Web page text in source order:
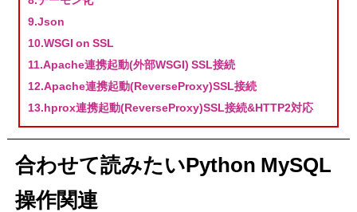
9.Json
10.WSGI on SSL
11.Apache連携起動(外部WSGI) SSL接続
12.Apache連携起動(ReverseProxy)SSL接続
13.hprox連携起動(ReverseProxy)SSL接続&HTTP2対応
合わせて読みたいPython MySQL
操作関連